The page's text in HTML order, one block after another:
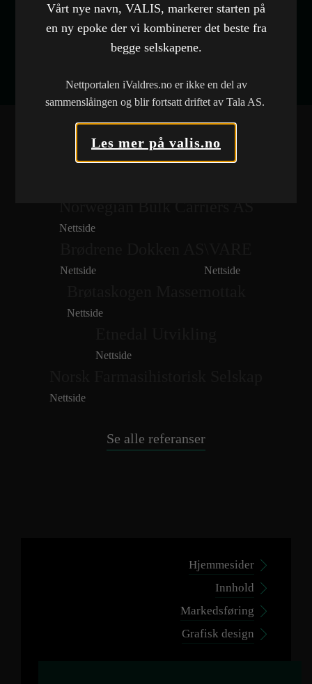
Besøk nettside
FLERE REFERANSER
Nettside
Nettside Nettside
Nettside
Nettside
Nettside
Se alle referanser
Vårt nye navn, VALIS, markerer starten på
en ny epoke der vi kombinerer det beste fra
begge selskapene.
Nettportalen iValdres.no er ikke en del av
sammenslåingen og blir fortsatt driftet av Tala AS.
Les mer på valis.no
Hjemmesider
Innhold
Markedsføring
Grafisk design